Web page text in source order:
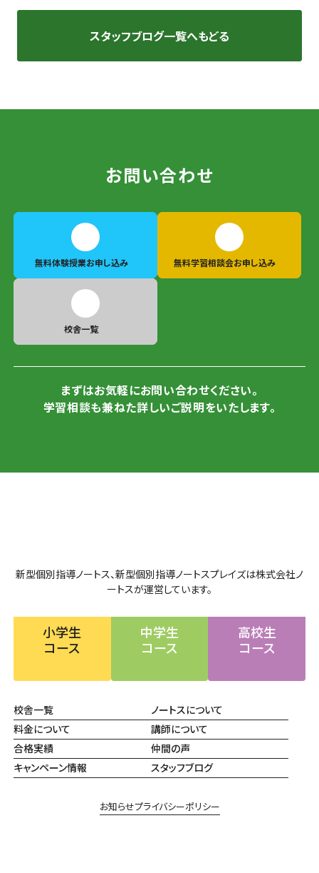
スタッフブログ一覧へもどる
お問い合わせ
無料体験授業お申し込み 無料学習相談会お申し込み
校舎一覧
まずはお気軽にお問い合わせください。
学習相談も兼ねた詳しいご説明をいたします。
新型個別指導ノートス、新型個別指導ノートスプレイズは株式会社ノ
ートスが運営しています。
小学生
コース
中学生
コース
高校生
コース
校舎一覧
ノートスについて
料金について
講師について
合格実績
仲間の声
キャンペーン情報
スタッフブログ
お知らせプライバシーポリシー